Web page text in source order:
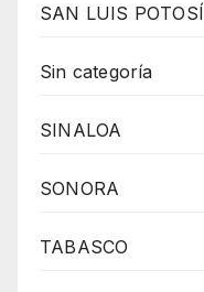
SAN LUIS POTOSÍ
Sin categoría
SINALOA
SONORA
TABASCO